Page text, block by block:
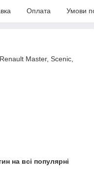
Оплата Умови
Master, Scenic,
на всі популярні